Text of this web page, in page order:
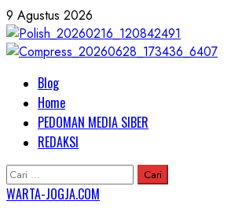
Skip
to
content
9 Agustus 2026
Primary
Menu
Blog
Home
PEDOMAN MEDIA SIBER
REDAKSI
Cari
untuk:
WARTA-JOGJA.COM